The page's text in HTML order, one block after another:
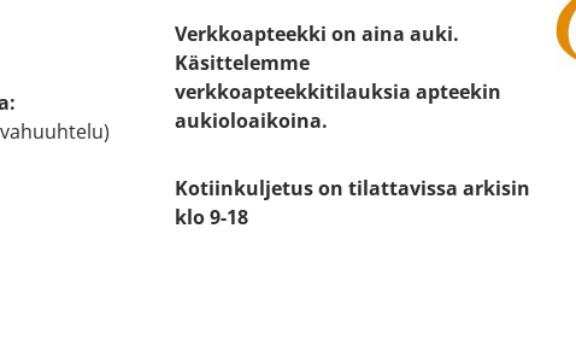
:
Verkkoapteekki on aina auki.
Käsittelemme
verkkoapteekkitilauksia apteekin
aukioloaikoina.
Kotiinkuljetus on tilattavissa arkisin
klo 9-18